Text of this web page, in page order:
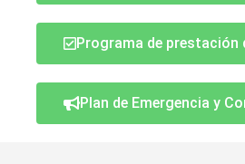
Programa de prestación
Plan de Emergencia y